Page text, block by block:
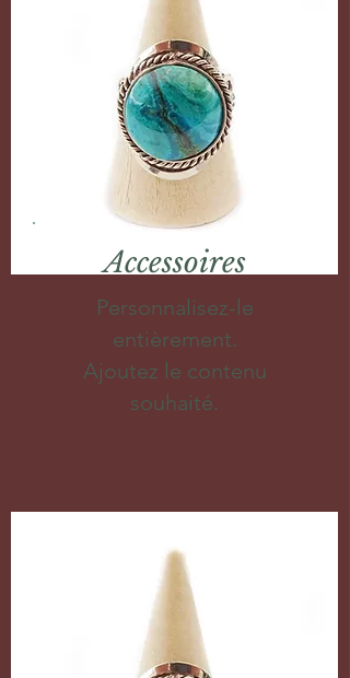
Accessoires
Personnalisez-le
entièrement.
Ajoutez le contenu
souhaité.